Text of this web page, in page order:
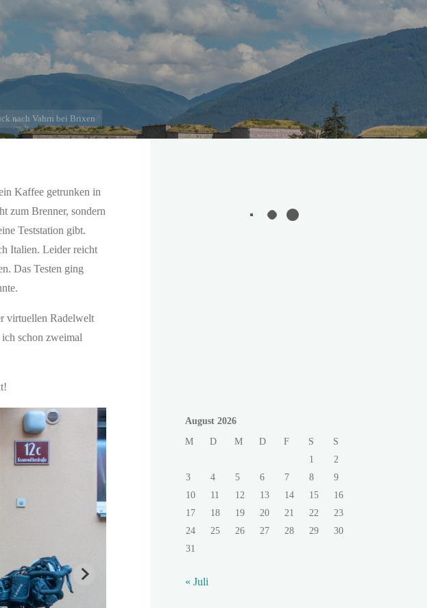
nach Vahrn bei Brixen
Kaffee getrunken in
zum Brenner, sondern
Teststation gibt.
Italien. Leider reicht
Das Testen ging
virtuellen Radelwelt
schon zweimal
August 2026
M
D M D F S
S
1
2
3
4 5 6 7 8
9
10
11 12 13 14 15
16
17
18 19 20 21 22
23
24
25 26 27 28 29
30
31
« Juli